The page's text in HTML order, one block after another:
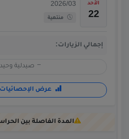
الأحد
22
2026/03
منتهية
إجمالي الزيارات:
صيدلية
عرض الإحصائيات
المدة الفاصلة بين